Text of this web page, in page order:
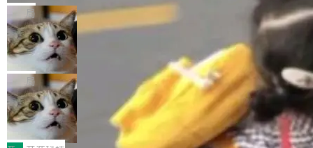
库之一。你的操作系统、浏览器、无数的基础设
施软件，很可能都在用它。而过去十年，维护它
的人一直在用业余...
gi?id=2019042">Bug&nbsp;2019042</a>）</l
i> <li>现在，助手可以直接使用 Exa 的网络搜索
结果回答问题，而无需将问题转交给搜索引擎。
（<a href="https://bugzilla.mozilla.org/show_
bug.cgi?id=204...
的 npm 包。项目的核心论点是：容器不适合 Ag
ent 计算。真正适合的，是 Isolate。 Cloudflare
工程师在这件事上没什么可谦虚的——他们用 W
orkers 跑了十年 Isolate。用 CEO Matthew Pri
nce 的话说：「我们一生都在用 Isolate 运行代
码，而 AI Agent 不需要容器，它们需要的是 Iso
late。」 容器为什么不合适 容器的问题在于启动
和销毁都太重了。一个 Agent 要执行的任务可能
只需要几毫秒的 CPU 时间，但容器从冷启动到
局
OpenAI 公开邮件和聊天记录回应苹果
诉讼，称“Apple is getting this wron
g”
上个月，苹果一纸诉状把 OpenAI 告上法庭，指
控其挖角苹果前员工并窃取商业秘密。苹果的诉
状把 OpenAI 描述成一个系统性地从前东家挖
人、套取机密信息的对手。 OpenAI 没发律师
函，也没选择庭外沉默。它在官网贴了一篇博
文，标题只有六个字：Apple is getting this wro
局
HUAWEI MatePad Edge上架WorkBu
ddy鸿蒙PC版，说话就能干活的AI办公
搭子
全能AI工作台WorkBuddy鸿蒙PC版上架HUAWE